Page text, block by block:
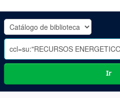
OLADE
-
Ir